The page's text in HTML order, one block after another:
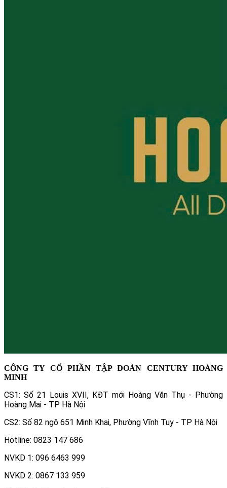
CÔNG TY CỔ PHẦN TẬP ĐOÀN CENTURY HOÀNG
MINH
CS1: Số 21 Louis XVII, KĐT mới Hoàng Văn Thụ - Phường
Hoàng Mai - TP Hà Nội
CS2: Số 82 ngõ 651 Minh Khai, Phường Vĩnh Tuy - TP Hà Nội
Hotline: 0823 147 686
NVKD 1: 096 6463 999
NVKD 2: 0867 133 959